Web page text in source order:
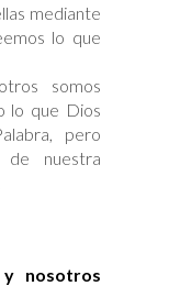
mediante
lo que
somos
lo que Dios
pero
de nuestra
y nosotros